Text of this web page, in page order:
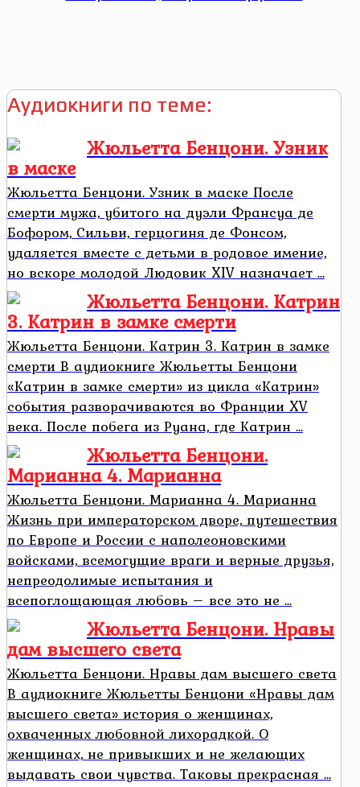
Аудиокниги по теме:
Жюльетта Бенцони. Узник
в маске
Жюльетта Бенцони. Узник в маске После
смерти мужа, убитого на дуэли Франсуа де
Бофором, Сильви, герцогиня де Фонсом,
удаляется вместе с детьми в родовое имение,
но вскоре молодой Людовик XIV назначает ...
Жюльетта Бенцони. Катрин
3. Катрин в замке смерти
Жюльетта Бенцони. Катрин 3. Катрин в замке
смерти В аудиокниге Жюльетты Бенцони
«Катрин в замке смерти» из цикла «Катрин»
события разворачиваются во Франции XV
века. После побега из Руана, где Катрин ...
Жюльетта Бенцони.
Марианна 4. Марианна
Жюльетта Бенцони. Марианна 4. Марианна
Жизнь при императорском дворе, путешествия
по Европе и России с наполеоновскими
войсками, всемогущие враги и верные друзья,
непреодолимые испытания и
всепоглощающая любовь – все это не ...
Жюльетта Бенцони. Нравы
дам высшего света
Жюльетта Бенцони. Нравы дам высшего света
В аудиокниге Жюльетты Бенцони «Нравы дам
высшего света» история о женщинах,
охваченных любовной лихорадкой. О
женщинах, не привыкших и не желающих
выдавать свои чувства. Таковы прекрасная ...